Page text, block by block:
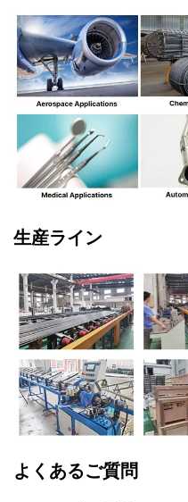
生産ライン
よくあるご質問